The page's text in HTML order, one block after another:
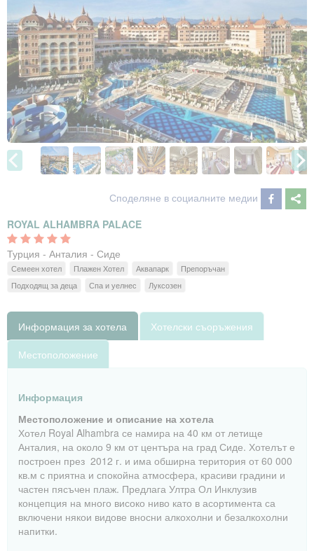
Споделяне в социалните медии
ROYAL ALHAMBRA PALACE
Турция - Анталия - Сиде
Семеен хотел Плажен Хотел Аквапарк
Препоръчан
Подходящ за деца
Спа и уелнес Луксозен
Информация за хотела
Хотелски съоръжения
Местоположение
Информация
Местоположение и описание на хотела
Хотел Royal Alhambra се намира на 40 км от летище
Анталия, на около 9 км от центъра на град Сиде. Хотелът е
построен през 2012 г. и има обширна територия от 60 000
кв.м с приятна и спокойна атмосфера, красиви градини и
частен пясъчен плаж. Предлага Ултра Ол Инклузив
концепция на много високо ниво като в асортимента са
включени някои видове вносни алкохолни и безалкохолни
напитки.